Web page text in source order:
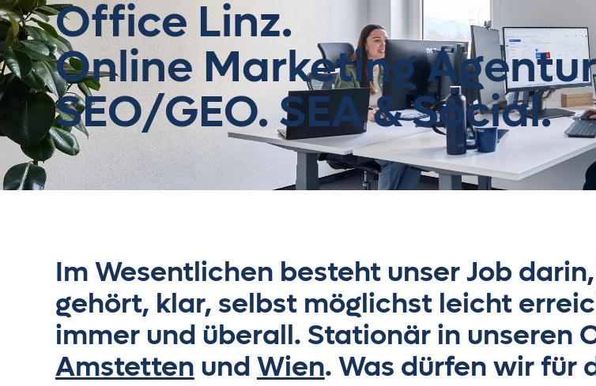
Office Linz.
Online Marketing
SEO/GEO. SEA & Social.
Im Wesentlichen besteht unser Job
gehört, klar, selbst möglichst leicht
immer und überall. Stationär in unseren
Amstetten undWien. Was dürfen wir für